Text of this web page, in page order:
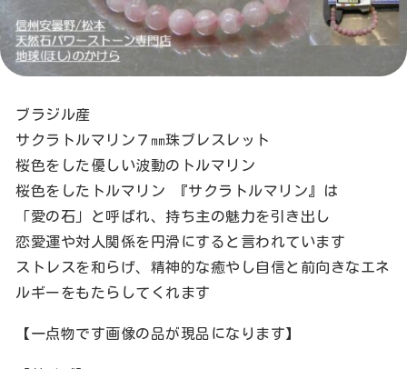
ブラジル産
サクラトルマリン７㎜珠ブレスレット
桜色をした優しい波動のトルマリン
桜色をしたトルマリン 『サクラトルマリン』は
「愛の石」と呼ばれ、持ち主の魅力を引き出し
恋愛運や対人関係を円滑にすると言われています
ストレスを和らげ、精神的な癒やし自信と前向きなエネ
ルギーをもたらしてくれます
【一点物です画像の品が現品になります】